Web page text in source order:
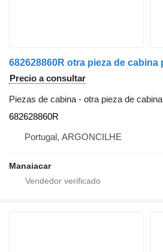
Precio a consultar
Piezas de cabina - otra pieza de cabina
682628860R
Portugal, ARGONCILHE
Manaiacar